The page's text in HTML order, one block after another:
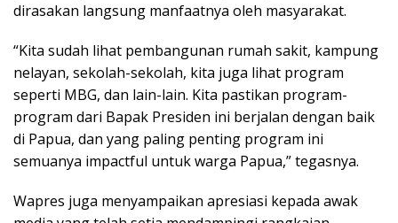
dirasakan langsung manfaatnya oleh masyarakat.
“Kita sudah lihat pembangunan rumah sakit, kampung
nelayan, sekolah-sekolah, kita juga lihat program
seperti MBG, dan lain-lain. Kita pastikan program-
program dari Bapak Presiden ini berjalan dengan baik
di Papua, dan yang paling penting program ini
semuanya impactful untuk warga Papua,” tegasnya.
Wapres juga menyampaikan apresiasi kepada awak